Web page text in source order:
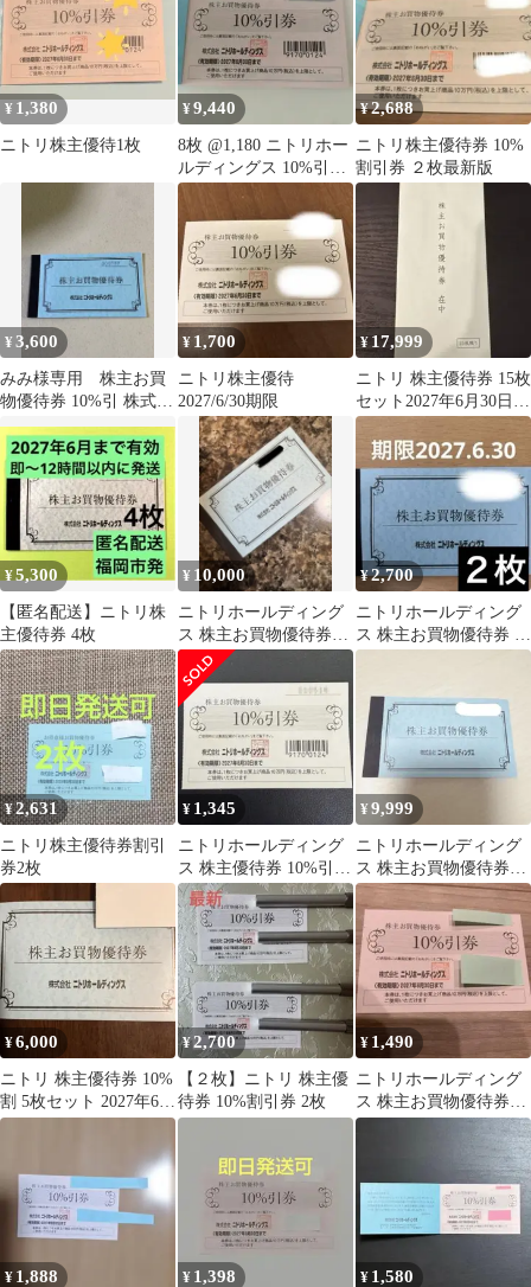
¥ 1,380
ニトリ株主優待1枚
¥9,440
8枚 @1,180 ニトリホー
ルディングス 10%引き
券
¥2,688
ニトリ株主優待券 10%
割引券 ２枚最新版
¥3,600
みみ様専用 株主お買
物優待券 10%引 株式会
社ニトリ 3枚
¥ 1,700
ニトリ株主優待
2027/6/30期限
¥ 17,999
ニトリ 株主優待券 15枚
セット2027年6月30日ま
で
¥5,300
【匿名配送】ニトリ株
主優待券 4枚
¥ 10,000
ニトリホールディング
ス 株主お買物優待券
10%割引券 10枚
¥2,700
ニトリホールディング
ス 株主お買物優待券 2
枚
¥2,631
ニトリ株主優待券割引
券2枚
¥ 1,345
ニトリホールディング
ス 株主優待券 10%引券
1枚
¥9,999
ニトリホールディング
ス 株主お買物優待券
10%割引券
¥6,000
ニトリ 株主優待券 10%
割 5枚セット 2027年6月
30日期限 株式優待券
¥2,700
【２枚】ニトリ 株主優
待券 10%割引券 2枚
¥ 1,490
ニトリホールディング
ス 株主お買物優待券
10%引券
¥ 1,888 ¥ 1,398 ¥ 1,580